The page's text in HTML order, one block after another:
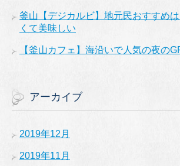
釜山【デジカルビ】地元民おすすめ
くて美味しい
【釜山カフェ】海沿いで人気の夜の
アーカイブ
2019年12月
2019年11月